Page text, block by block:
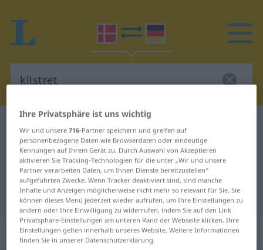
Dänisch-Deutsch Übersetzung für
"klistret"
"klistret" Deutsch Übersetzung
„klistret“
Ihre Privatsphäre ist uns wichtig
Wir und unsere716-Partner speichern und greifen auf
personenbezogene Daten wie Browserdaten oder eindeutige
Kennungen auf Ihrem Gerät zu. Durch Auswahl von Akzeptieren
aktivieren Sie Tracking-Technologien für die unter „Wir und unsere
Partner verarbeiten Daten, um Ihnen Dienste bereitzustellen“
aufgeführten Zwecke. Wenn Tracker deaktiviert sind, sind manche
Inhalte und Anzeigen möglicherweise nicht mehr so relevant für Sie. Sie
können dieses Menü jederzeit wieder aufrufen, um Ihre Einstellungen zu
ändern oder Ihre Einwilligung zu widerrufen, indem Sie auf den Link
Privatsphäre-Einstellungen am unteren Rand der Webseite klicken. Ihre
Einstellungen gelten innerhalb unseres Website. Weitere Informationen
finden Sie in unserer Datenschutzerklärung.